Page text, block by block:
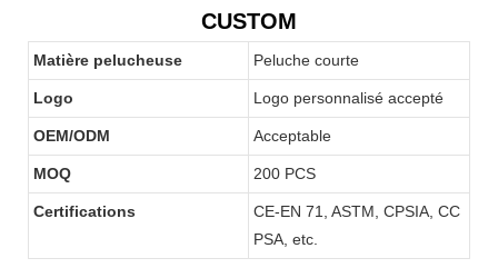
CUSTOM
Matière pelucheuse Peluche courte
Logo Logo personnalisé accepté
OEM/ODM Acceptable
MOQ 200 PCS
Certifications
CE-EN 71, ASTM, CPSIA, CC
PSA, etc.